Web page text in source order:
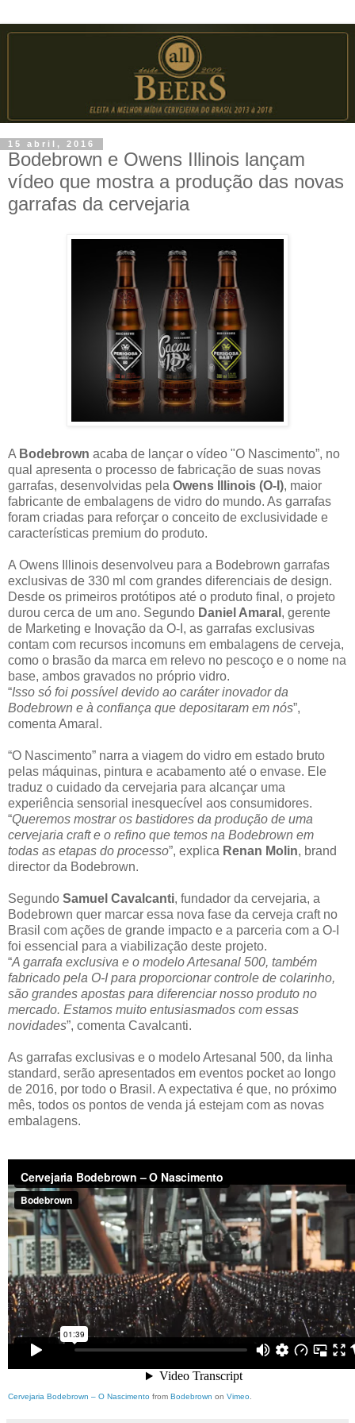
15 abril, 2016
Bodebrown e Owens Illinois lançam
vídeo que mostra a produção das novas
garrafas da cervejaria
A Bodebrown acaba de lançar o vídeo "O Nascimento”, no
qual apresenta o processo de fabricação de suas novas
garrafas, desenvolvidas pela Owens Illinois (O-I), maior
fabricante de embalagens de vidro do mundo. As garrafas
foram criadas para reforçar o conceito de exclusividade e
características premium do produto.
A Owens Illinois desenvolveu para a Bodebrown garrafas
exclusivas de 330 ml com grandes diferenciais de design.
Desde os primeiros protótipos até o produto final, o projeto
durou cerca de um ano. Segundo Daniel Amaral , gerente
de Marketing e Inovação da O-I, as garrafas exclusivas
contam com recursos incomuns em embalagens de cerveja,
como o brasão da marca em relevo no pescoço e o nome na
base, ambos gravados no próprio vidro.
“Isso só foi possível devido ao caráter inovador da
Bodebrown e à confiança que depositaram em nós”,
comenta Amaral.
“O Nascimento” narra a viagem do vidro em estado bruto
pelas máquinas, pintura e acabamento até o envase. Ele
traduz o cuidado da cervejaria para alcançar uma
experiência sensorial inesquecível aos consumidores.
“Queremos mostrar os bastidores da produção de uma
cervejaria craft e o refino que temos na Bodebrown em
todas as etapas do processo”, explica Renan Molin, brand
director da Bodebrown.
Segundo Samuel Cavalcanti, fundador da cervejaria, a
Bodebrown quer marcar essa nova fase da cerveja craft no
Brasil com ações de grande impacto e a parceria com a O-I
foi essencial para a viabilização deste projeto.
“A garrafa exclusiva e o modelo Artesanal 500, também
fabricado pela O-I para proporcionar controle de colarinho,
são grandes apostas para diferenciar nosso produto no
mercado. Estamos muito entusiasmados com essas
novidades”, comenta Cavalcanti.
As garrafas exclusivas e o modelo Artesanal 500, da linha
standard, serão apresentados em eventos pocket ao longo
de 2016, por todo o Brasil. A expectativa é que, no próximo
mês, todos os pontos de venda já estejam com as novas
embalagens.
Cervejaria Bodebrown – O Nascimento from Bodebrown on Vimeo